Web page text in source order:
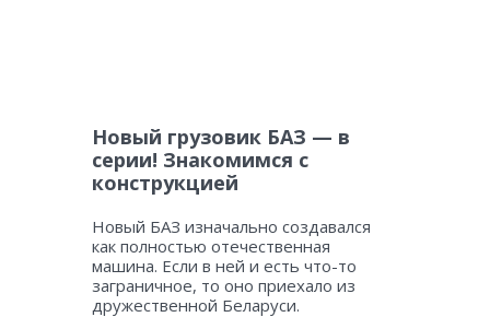
Новый грузовик БАЗ — в
серии! Знакомимся с
конструкцией
Новый БАЗ изначально создавался
как полностью отечественная
машина. Если в ней и есть что-то
заграничное, то оно приехало из
дружественной Беларуси.